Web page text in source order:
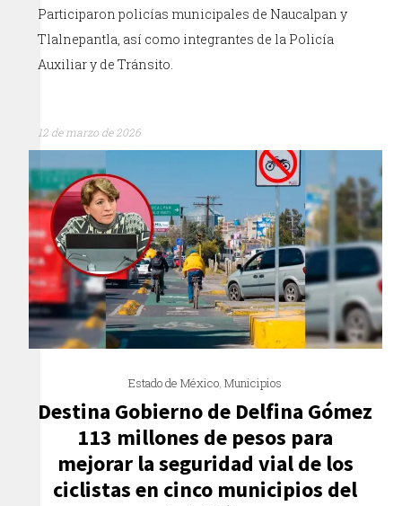
Participaron policías municipales de Naucalpan y
Tlalnepantla, así como integrantes de la Policía
Auxiliar y de Tránsito.
12 de marzo de 2026
Estado de México,Municipios
Destina Gobierno de Delfina Gómez
113 millones de pesos para
mejorar la seguridad vial de los
ciclistas en cinco municipios del